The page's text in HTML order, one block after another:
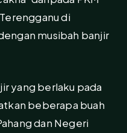
di
musibah banjir
yang berlaku pada
beberapa buah
dan Negeri